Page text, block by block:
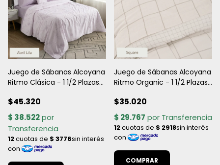
Juego de Sábanas Alcoyana
Ritmo Clásica - 1 1/2 Plazas
$45.320
Juego de Sábanas Alcoyana
Ritmo Organic - 1 1/2 Plazas
algodón y 52% poliéster
$35.020
COMPRAR